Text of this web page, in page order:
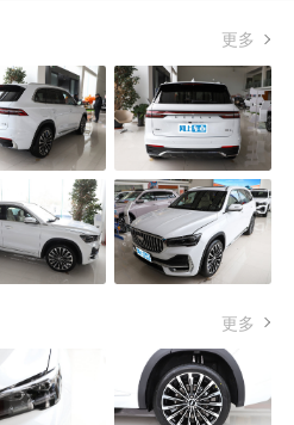
更多
更多